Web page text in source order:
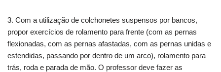
3. Com a utilização de colchonetes suspensos por bancos,
propor exercícios de rolamento para frente (com as pernas
flexionadas, com as pernas afastadas, com as pernas unidas e
estendidas, passando por dentro de um arco), rolamento para
trás, roda e parada de mão. O professor deve fazer as